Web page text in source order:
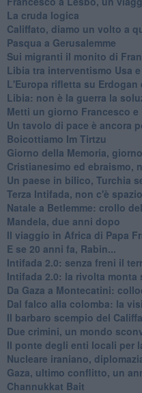
La cruda logica
Califfato, diamo un volto a
Pasqua a Gerusalemme
Sui migranti il monito di
Libia tra interventismo Usa
L'Europa rifletta su Erdogan
Libia: non è la guerra la
Metti un giorno Francesco e
Un tavolo di pace è ancora
Boicottiamo Im Tirtzu
Giorno della Memoria,
Cristianesimo ed ebraismo,
Un paese in bilico, Turchia
Terza Intifada, non c'è
Natale a Betlemme: crollo
Mandela, due anni dopo
Il viaggio in Africa di Papa
E se 20 anni fa, Rabin...
Intifada 2.0: senza freni il
Intifada 2.0: la rivolta
Da Gaza a Montecatini:
Dal falco alla colomba: la
Il barbaro scempio del
Due crimini, un mondo
Il ponte degli enti locali per
Nucleare iraniano,
Gaza, ultimo conflitto, un
Channukkat Bait